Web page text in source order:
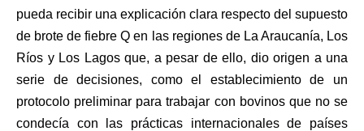
pueda recibir una explicación clara respecto del supuesto
de brote de fiebre Q en las regiones de La Araucanía, Los
Ríos y Los Lagos que, a pesar de ello, dio origen a una
serie de decisiones, como el establecimiento de un
protocolo preliminar para trabajar con bovinos que no se
condecía con las prácticas internacionales de países